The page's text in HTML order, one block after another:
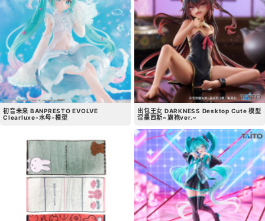
初音未来 BANPRESTO EVOLVE
Clearluxe-水母-模型
出包王女 DARKNESS Desktop Cute 模型
涅墨西斯~旗袍ver.~